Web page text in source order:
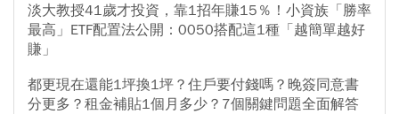
淡大教授41歲才投資，靠1招年賺15％！小資族「勝率
最高」ETF配置法公開：0050搭配這1種「越簡單越好
賺」
都更現在還能1坪換1坪？住戶要付錢嗎？晚簽同意書
分更多？租金補貼1個月多少？7個關鍵問題全面解答